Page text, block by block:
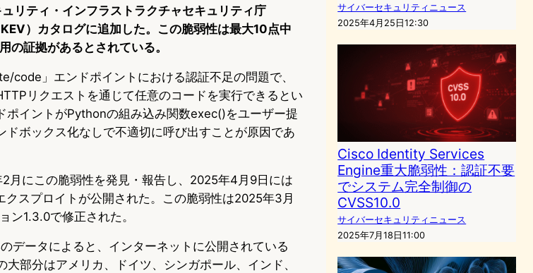
リティ・インフラストラクチャセキュリティ庁
）カタログに追加した。この脆弱性は最大10点中
の証拠があるとされている。
code」エンドポイントにおける認証不足の問題で、
リクエストを通じて任意のコードを実行できるとい
ポイントがPythonの組み込み関数exec()をユーザー提
ボックス化なしで不適切に呼び出すことが原因であ
月にこの脆弱性を発見・報告し、2025年4月9日には
スプロイトが公開された。この脆弱性は2025年3月
ン1.3.0で修正された。
データによると、インターネットに公開されている
部分はアメリカ、ドイツ、シンガポール、インド、
サイバーセキュリティニュース
2025年4月25日12:30
Cisco Identity Services
Engine重大脆弱性：認証不要
でシステム完全制御の
CVSS10.0
サイバーセキュリティニュース
2025年7月18日11:00